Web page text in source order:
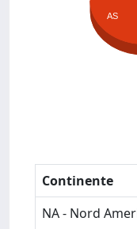
AS
Continente
NA - Nord